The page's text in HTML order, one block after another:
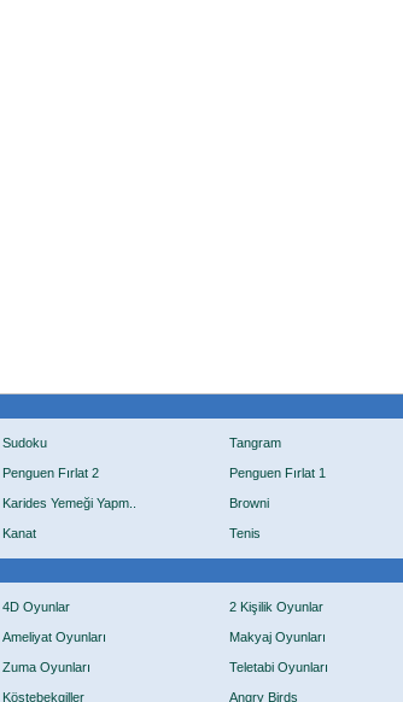
Sudoku Tangram
Penguen Fırlat 2 Penguen Fırlat 1
Karides Yemeği Yapm.. Browni
Kanat Tenis
4D Oyunlar 2 Kişilik Oyunlar
Ameliyat Oyunları Makyaj Oyunları
Zuma Oyunları Teletabi Oyunları
Köstebekgiller Angry Birds